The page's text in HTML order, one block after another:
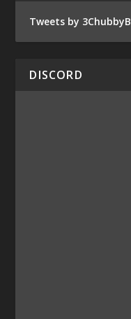
Tweets by 3ChubbyB
DISCORD